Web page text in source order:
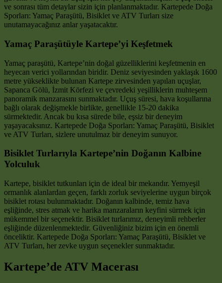
ve sonrası tüm detaylar sizin için planlanmaktadır. Kartepede Doğa
Sporları: Yamaç Paraşütü, Bisiklet ve ATV Turları size
unutamayacağınız anlar yaşatacaktır.
Yamaç Paraşütüyle Kartepe’yi Keşfetmek
Yamaç paraşütü, Kartepe’nin doğal güzelliklerini keşfetmenin en
heyecan verici yollarından biridir. Deniz seviyesinden yaklaşık 1600
metre yükseklikte bulunan Kartepe zirvesinden yapılan uçuşlar,
Sapanca Gölü, İzmit Körfezi ve çevredeki yeşilliklerin muhteşem
panoramik manzarasını sunmaktadır. Uçuş süresi, hava koşullarına
bağlı olarak değişmekle birlikte, genellikle 15-20 dakika
sürmektedir. Ancak bu kısa sürede bile, eşsiz bir deneyim
yaşayacaksınız. Kartepede Doğa Sporları: Yamaç Paraşütü, Bisiklet
ve ATV Turları, sizlere unutulmaz bir deneyim sunuyor.
Bisiklet Turlarıyla Kartepe’nin Doğanın Kalbine
Yolculuk
Kartepe, bisiklet tutkunları için de ideal bir mekandır. Yemyeşil
ormanlık alanlardan geçen, farklı zorluk seviyelerine uygun birçok
bisiklet rotası bulunmaktadır. Doğanın kalbinde, temiz hava
eşliğinde, stres atmak ve harika manzaraların keyfini sürmek için
mükemmel bir seçenektir. Bisiklet turlarımız, deneyimli rehberler
eşliğinde düzenlenmektedir. Güvenliğiniz bizim için en önemli
önceliktir. Kartepede Doğa Sporları: Yamaç Paraşütü, Bisiklet ve
ATV Turları, her zevke uygun seçenekler sunmaktadır.
Kartepe’de ATV Macerası